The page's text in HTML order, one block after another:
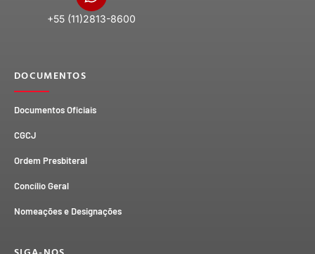
+55 (11)2813-8600
DOCUMENTOS
Documentos Oficiais
CGCJ
Ordem Presbiteral
Concílio Geral
Nomeações e Designações